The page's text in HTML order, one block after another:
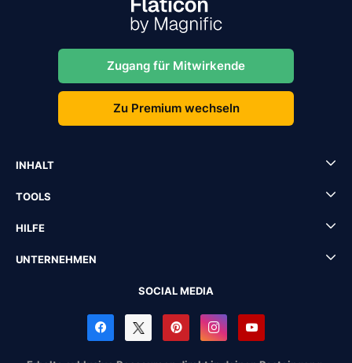
Zugang für Mitwirkende
Zu Premium wechseln
INHALT
TOOLS
HILFE
UNTERNEHMEN
SOCIAL MEDIA